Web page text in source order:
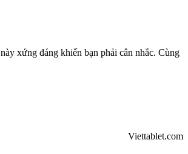
xứng đáng khiến bạn phải cân nhắc. Cùng
Viettablet.com